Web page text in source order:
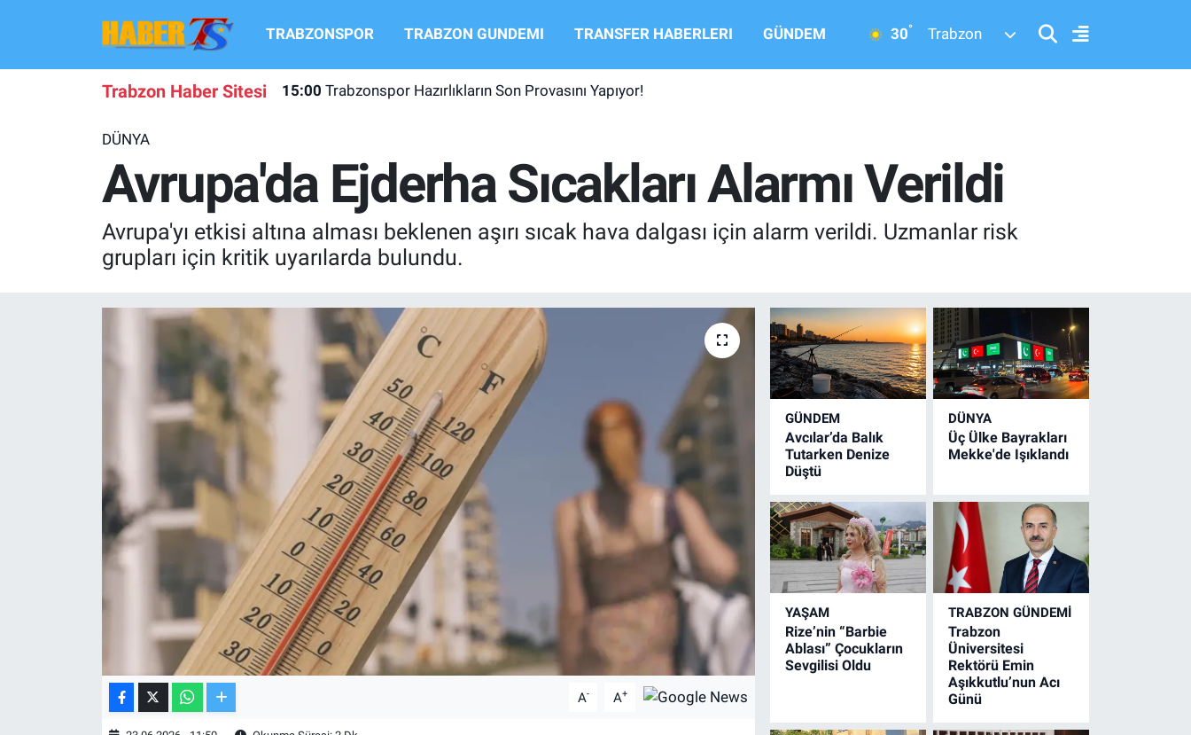
TRABZONSPOR TRABZON GUNDEMI TRANSFER HABERLERI GÜNDEM 30° Trabzon
Trabzon Haber Sitesi 15:00 Trabzonspor Hazırlıkların Son Provasını Yapıyor!
DÜNYA
Avrupa'da Ejderha Sıcakları Alarmı Verildi
Avrupa'yı etkisi altına alması beklenen aşırı sıcak hava dalgası için alarm verildi. Uzmanlar risk
grupları için kritik uyarılarda bulundu.
A- A+
GÜNDEM
Avcılar’da Balık
Tutarken Denize
Düştü
DÜNYA
Üç Ülke Bayrakları
Mekke'de Işıklandı
YAŞAM
Rize’nin “Barbie
Ablası” Çocukların
Sevgilisi Oldu
TRABZON GÜNDEMİ
Trabzon
Üniversitesi
Rektörü Emin
Aşıkkutlu’nun Acı
Günü
TRABZONSPOR
TRANSFER HABERLERI
KULİS MEYDANI
BASKETBOL
KÜLTÜR SANAT
EKONOMİ
Hava Durumu
Süper Lig Puan Durumu ve Fikstür
Tüm Manşetler
Son Dakika Haberleri